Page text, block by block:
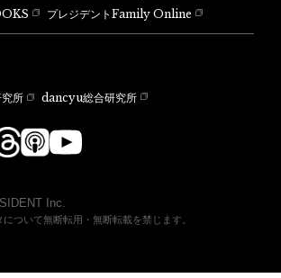
プレジデントFamily Online
所 dancyu総合研究所
Inc.
ついて無断転用・無断転載を禁じます。